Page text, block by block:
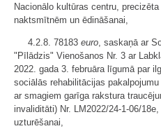
Nacionālo kultūras centru,
naktsmītnēm un ēdināšanai,
4.2.8. 78183 euro , saskaņā ar
"Pīlādzis" Vienošanos Nr. 3 ar
2022. gada 3. februāra līgumā par
sociālās rehabilitācijas
ar smagiem garīga rakstura
invaliditāti) Nr. LM2022/24-1-06/
uzturēšanai,